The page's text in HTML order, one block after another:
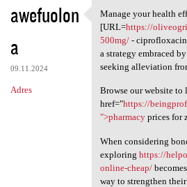
awefuolon
a
09.11.2024
Adres
Manage your
Manage your health
[URL=https://
500mg/- ciprofloxacin
a strategy embraced
seeking alleviation
Browse our website to
href="https://
">pharmacyprices for
When considering
exploring https://
online-cheap/
way to strengthen